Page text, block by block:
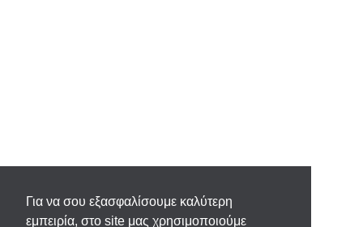
Για να σου εξασφαλίσουμε καλύτερη
εμπειρία, στο site μας χρησιμοποιούμε